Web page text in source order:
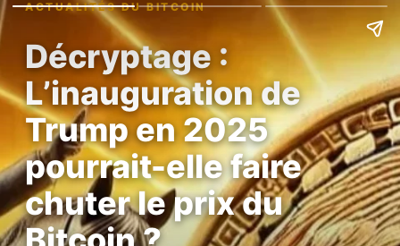
ACTUALITÉS DU BITCOIN
Décryptage :
L’inauguration de
Trump en 2025
pourrait-elle faire
chuter le prix du